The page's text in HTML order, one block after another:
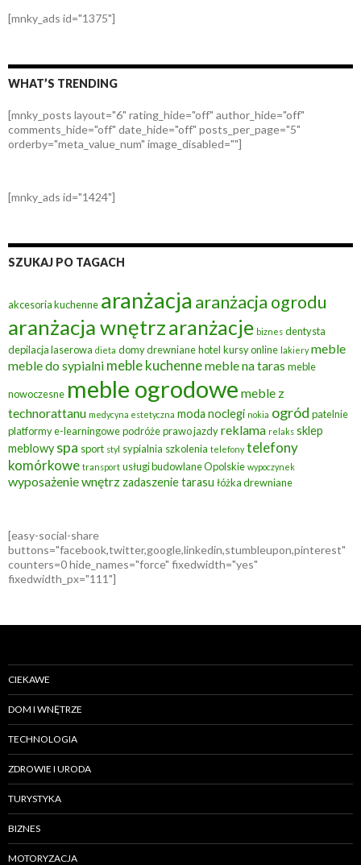
[mnky_ads id="1375"]
WHAT’S TRENDING
[mnky_posts layout="6" rating_hide="off" author_hide="off"
comments_hide="off" date_hide="off" posts_per_page="5"
orderby="meta_value_num" image_disabled=""]
[mnky_ads id="1424"]
SZUKAJ PO TAGACH
akcesoria kuchenne aranżacja aranżacja ogrodu
aranżacja wnętrzaranżacje biznes dentysta
depilacja laserowa dieta domy drewnianehotel kursy online lakiery meble
meble do sypialni meble kuchennemeble na taras meble
nowoczesne meble ogrodowe meble z
technorattanu medycyna estetyczna moda noclegi nokia ogród patelnie
platformy e-learningowepodróżeprawo jazdyreklama relaks sklep
meblowy spa sport styl sypialnia szkolenia telefony telefony
komórkowe transport usługi budowlane Opolskie wypoczynek
wyposażenie wnętrz zadaszenie tarasu łóżka drewniane
[easy-social-share
buttons="facebook,twitter,google,linkedin,stumbleupon,pinterest"
counters=0 hide_names="force" fixedwidth="yes"
fixedwidth_px="111"]
CIEKAWE
DOM I WNĘTRZE
TECHNOLOGIA
ZDROWIE I URODA
TURYSTYKA
BIZNES
MOTORYZACJA